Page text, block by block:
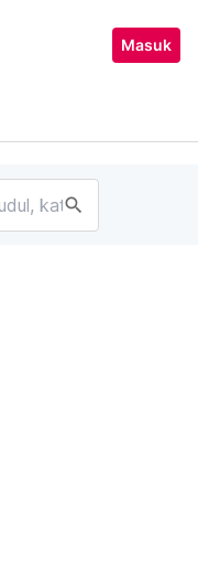
Masuk
search